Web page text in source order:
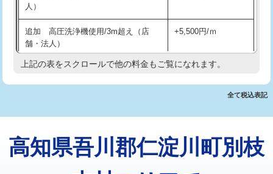
排水管工事（追加 排水管工事/3ｍ超
え）
マス交換（土の掘削・埋め戻し作業） 11,000円~
マス交換（深さ50㎝以上） 66,000円
人）
追加 高圧洗浄機使用/3m超え（店
舗・法人）
+5,500円/ｍ
高度高圧洗浄換 現地調査
トーラー機使用/3mまで 33,000円
追加トーラー機使用/3m超え +3,300円
上記の表をスクロールで他の料金もご覧になれます。
全て税込表記
高知県吾川郡仁淀川町別枝